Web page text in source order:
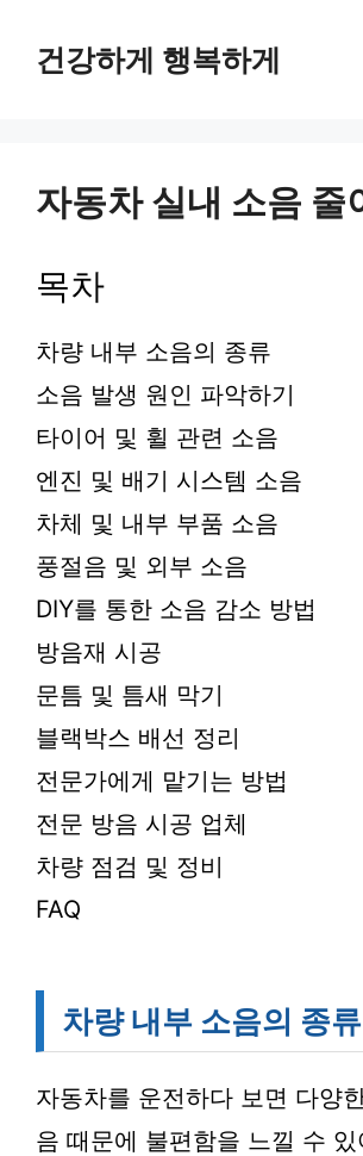
건강하게 행복하게
자동차 실내 소음 줄
목차
차량 내부 소음의 종류
소음 발생 원인 파악하기
타이어 및 휠 관련 소음
엔진 및 배기 시스템 소음
차체 및 내부 부품 소음
풍절음 및 외부 소음
DIY를 통한 소음 감소 방법
방음재 시공
문틈 및 틈새 막기
블랙박스 배선 정리
전문가에게 맡기는 방법
전문 방음 시공 업체
차량 점검 및 정비
FAQ
차량 내부 소음의 종류
자동차를 운전하다 보면 다양
음 때문에 불편함을 느낄 수